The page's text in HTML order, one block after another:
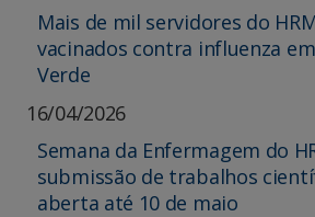
Mais de mil servidores do
vacinados contra influenza
Verde
16/04/2026
Semana da Enfermagem do
submissão de trabalhos
aberta até 10 de maio